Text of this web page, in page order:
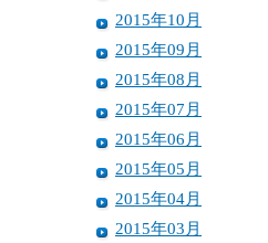
2015年10月
2015年09月
2015年08月
2015年07月
2015年06月
2015年05月
2015年04月
2015年03月